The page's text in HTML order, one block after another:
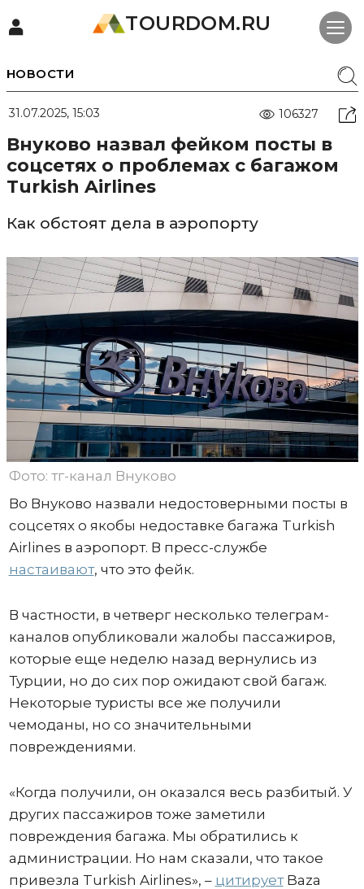
TOURDOM.RU
НОВОСТИ
31.07.2025, 15:03 106327
Внуково назвал фейком посты в
соцсетях о проблемах с багажом
Turkish Airlines
Как обстоят дела в аэропорту
Фото: тг-канал Внуково
Во Внуково назвали недостоверными посты в
соцсетях о якобы недоставке багажа Turkish
Airlines в аэропорт. В пресс-службе
настаивают, что это фейк.
В частности, в четверг несколько телеграм-
каналов опубликовали жалобы пассажиров,
которые еще неделю назад вернулись из
Турции, но до сих пор ожидают свой багаж.
Некоторые туристы все же получили
чемоданы, но со значительными
повреждениями.
«Когда получили, он оказался весь разбитый. У
других пассажиров тоже заметили
повреждения багажа. Мы обратились к
администрации. Но нам сказали, что такое
привезла Turkish Airlines», – цитируетBaza